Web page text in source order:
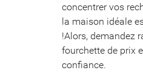
concentrer vos
la maison idéale
!Alors, demandez
fourchette de prix
confiance.